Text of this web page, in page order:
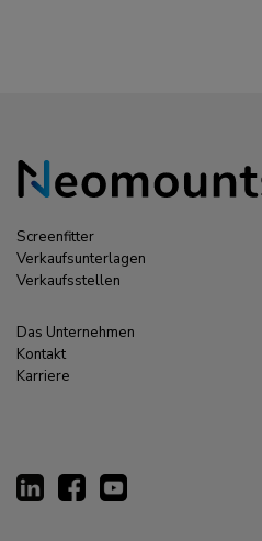
Screenfitter
Verkaufsunterlagen
Verkaufsstellen
Das Unternehmen
Kontakt
Karriere